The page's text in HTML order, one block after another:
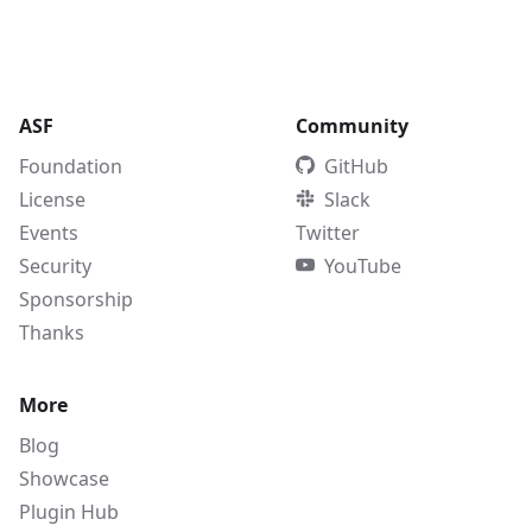
ASF
Foundation
License
Events
Security
Sponsorship
Thanks
Community
GitHub
Slack
Twitter
YouTube
More
Blog
Showcase
Plugin Hub